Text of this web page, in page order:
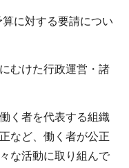
に対する要請につい
むけた行政運営・諸
く者を代表する組織
など、働く者が公正
な活動に取り組んで